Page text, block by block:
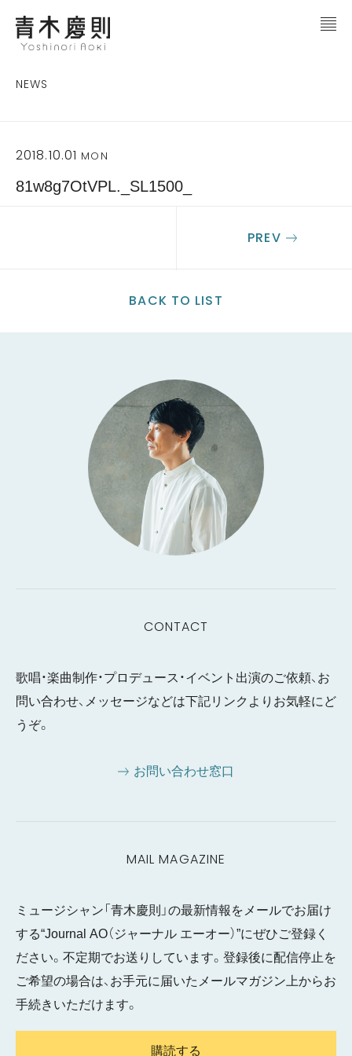
NEWS
2018.10.01 MON
81w8g7OtVPL._SL1500_
BACK TO LIST
PREV
CONTACT
歌唱・楽曲制作・プロデュース・イベント出演のご依頼、お
問い合わせ、メッセージなどは下記リンクよりお気軽にど
うぞ。
お問い合わせ窓口
MAIL MAGAZINE
ミュージシャン「青木慶則」の最新情報をメールでお届け
する“Journal AO（ジャーナル エーオー）”にぜひご登録く
ださい。不定期でお送りしています。登録後に配信停止を
ご希望の場合は、お手元に届いたメールマガジン上からお
手続きいただけます。
購読する